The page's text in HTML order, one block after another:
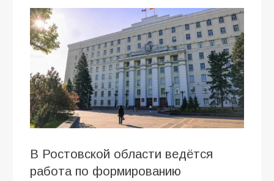
В Ростовской области ведётся
работа по формированию